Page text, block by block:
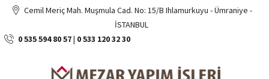
Cemil Meriç Mah. Muşmula Cad. No: 15/B Ihlamurkuyu - Ümraniye -
İSTANBUL
0 535 594 80 57| 0 533 120 32 30